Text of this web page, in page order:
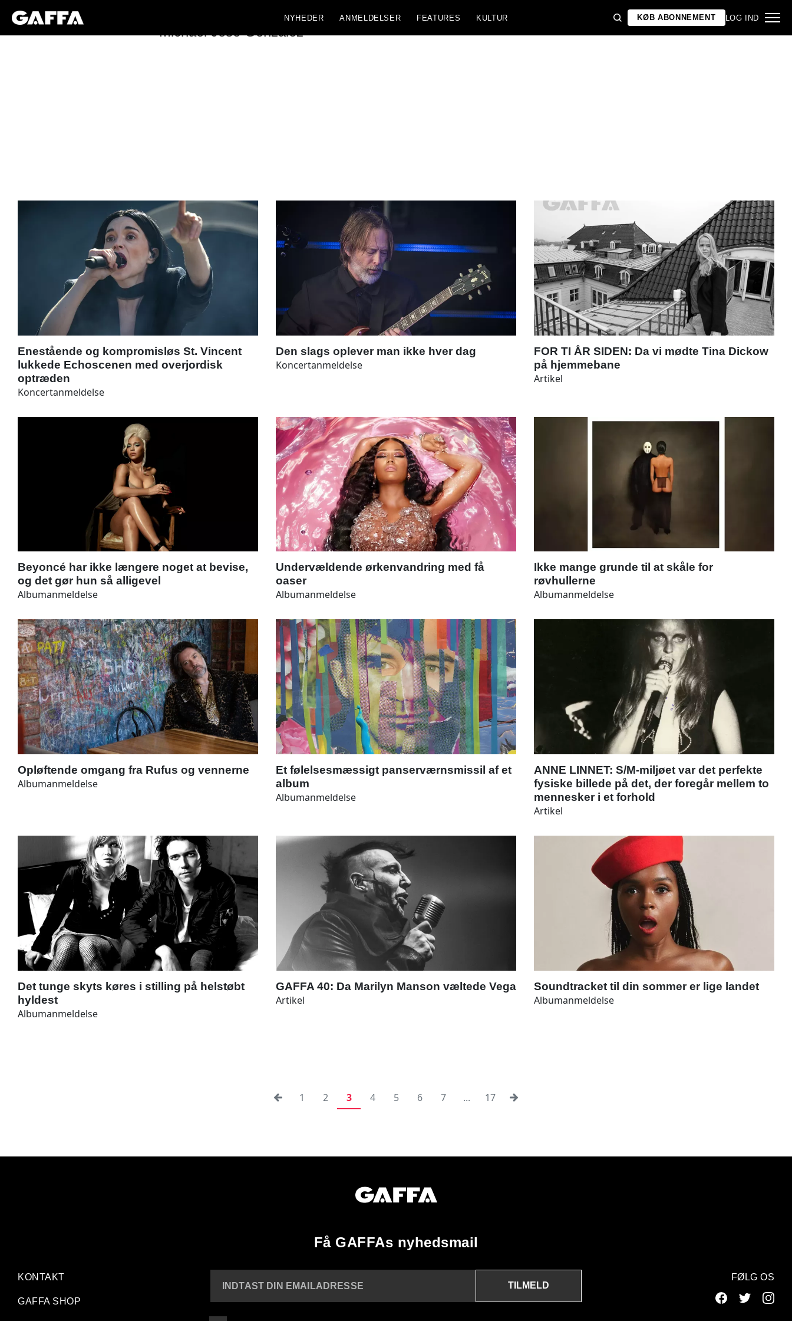
NYHEDER ANMELDELSER FEATURES KULTUR KØB ABONNEMENT LOG IND
Michael José Gonzalez
Enestående og kompromisløs St. Vincent
lukkede Echoscenen med overjordisk
optræden
Koncertanmeldelse
Den slags oplever man ikke hver dag
Koncertanmeldelse
FOR TI ÅR SIDEN: Da vi mødte Tina Dickow
på hjemmebane
Artikel
Beyoncé har ikke længere noget at bevise,
og det gør hun så alligevel
Albumanmeldelse
Undervældende ørkenvandring med få
oaser
Albumanmeldelse
Ikke mange grunde til at skåle for
røvhullerne
Albumanmeldelse
Opløftende omgang fra Rufus og vennerne
Albumanmeldelse
Et følelsesmæssigt panserværnsmissil af et
album
Albumanmeldelse
ANNE LINNET: S/M-miljøet var det perfekte
fysiske billede på det, der foregår mellem to
mennesker i et forhold
Artikel
Det tunge skyts køres i stilling på helstøbt
hyldest
Albumanmeldelse
GAFFA 40: Da Marilyn Manson væltede Vega
Artikel
Soundtracket til din sommer er lige landet
Albumanmeldelse
1 2 3 4 5 6 7 ... 17
Få GAFFAs nyhedsmail
KONTAKT
GAFFA SHOP
INDTAST DIN EMAILADRESSE TILMELD
FØLG OS